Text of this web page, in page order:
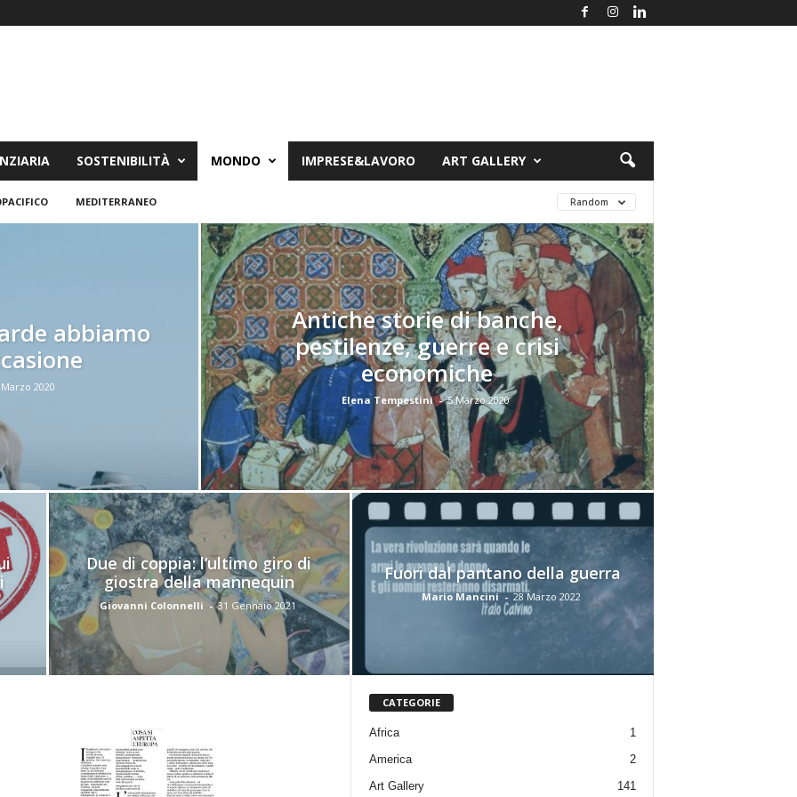
SOSTENIBILITÀ MONDO IMPRESE&LAVORO ART GALLERY
MEDITERRANEO Random
abbiamo
Marzo 2020
Antiche storie di banche,
pestilenze, guerre e crisi
economiche
Elena Tempestini - 5 Marzo 2020
Due di coppia: l’ultimo giro di
giostra della mannequin
Giovanni Colonnelli - 31 Gennaio 2021
Fuori dal pantano della guerra
Mario Mancini - 28 Marzo 2022
CATEGORIE
Africa
1
America
2
Art Gallery
141